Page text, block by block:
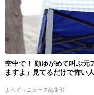
空中で！ 顔ゆがめて叫ぶ元
ますよ」見てるだけで怖い
よろず～ニュース編集部